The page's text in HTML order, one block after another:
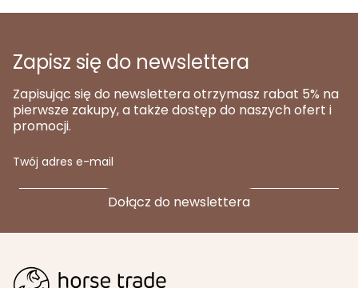
Zapisz się do newslettera
Zapisując się do newslettera otrzymasz rabat 5% na
pierwsze zakupy, a także dostęp do naszych ofert i
promocji.
Twój adres e-mail